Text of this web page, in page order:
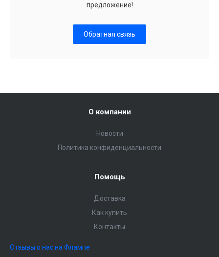
предложение!
Обратная связь
О компании
Новости
Политика конфиденциальности
Помощь
Доставка
Как купить
Контакты
Отзывы о нас на Флампе